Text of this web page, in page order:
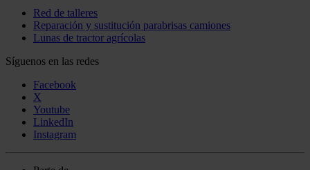
Red de talleres
Reparación y sustitución parabrisas camiones
Lunas de tractor agrícolas
Síguenos en las redes
Facebook
X
Youtube
LinkedIn
Instagram